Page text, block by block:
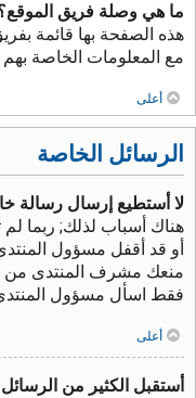
ما هي وصلة فريق
هذه الصفحة بها قائمة
مع المعلومات الخاصة بهم
أعلى
الرسائل الخاصة
لا أستطيع إرسال رسالة
هناك أسباب لذلك; ربما
أو قد أقفل مسؤول
منعك مشرف المنتدى من
فقط اسأل مسؤول
أعلى
أستقبل الكثير من